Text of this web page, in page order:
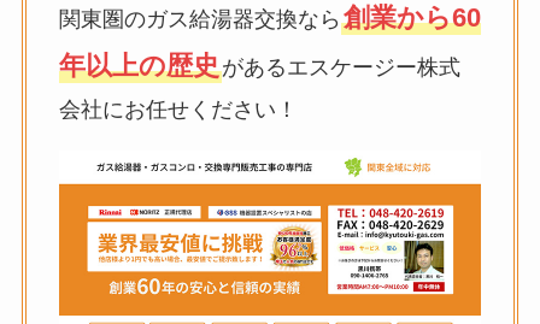
関東圏のガス給湯器交換なら 創業から60
年以上の歴史があるエスケージー株式
会社にお任せください！